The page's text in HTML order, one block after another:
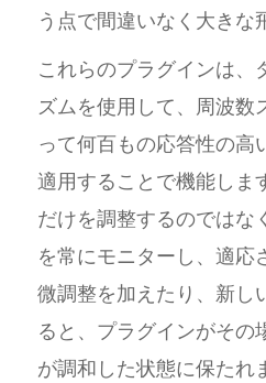
う点で間違いなく大きな
これらのプラグインは、
ズムを使用して、周波数
って何百もの応答性の高
適用することで機能しま
だけを調整するのではな
を常にモニターし、適応
微調整を加えたり、新し
ると、プラグインがその
が調和した状態に保たれ